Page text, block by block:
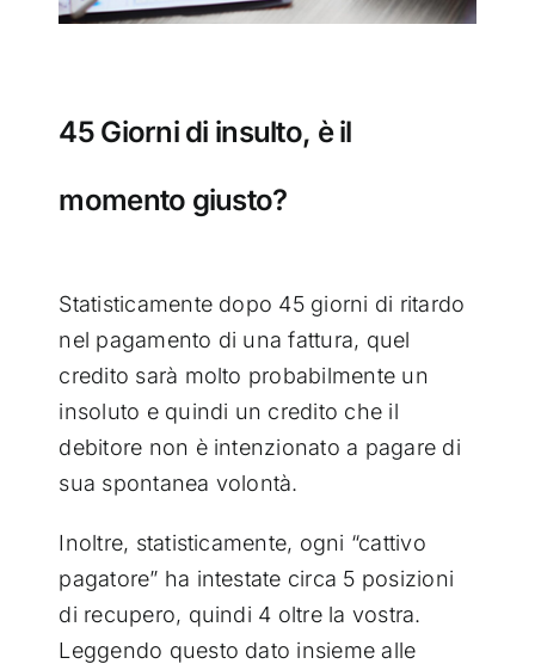
45 Giorni di insulto, è il
momento giusto?
Statisticamente dopo 45 giorni di ritardo
nel pagamento di una fattura, quel
credito sarà molto probabilmente un
insoluto e quindi un credito che il
debitore non è intenzionato a pagare di
sua spontanea volontà.
Inoltre, statisticamente, ogni “cattivo
pagatore” ha intestate circa 5 posizioni
di recupero, quindi 4 oltre la vostra.
Leggendo questo dato insieme alle